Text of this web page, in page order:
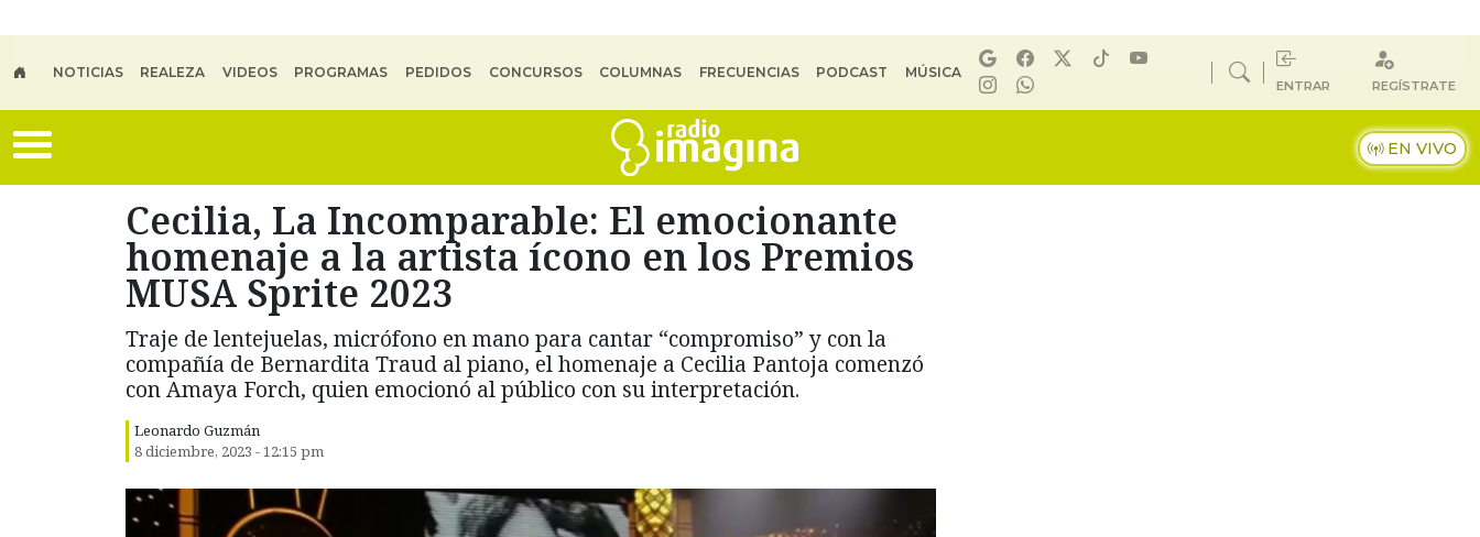
NOTICIAS REALEZA VIDEOS PROGRAMAS PEDIDOS CONCURSOS COLUMNAS FRECUENCIAS PODCAST MÚSICA
ENTRAR REGÍSTRATE
EN VIVO
Cecilia, La Incomparable: El emocionante
homenaje a la artista ícono en los Premios
MUSA Sprite 2023
Traje de lentejuelas, micrófono en mano para cantar “compromiso” y con la
compañía de Bernardita Traud al piano, el homenaje a Cecilia Pantoja comenzó
con Amaya Forch, quien emocionó al público con su interpretación.
Leonardo Guzmán
8 diciembre, 2023 - 12:15 pm